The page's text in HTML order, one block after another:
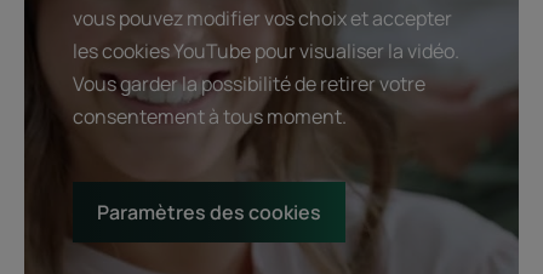
vous pouvez modifier vos choix et accepter
les cookies YouTube pour visualiser la vidéo.
Vous garder la possibilité de retirer votre
consentement à tous moment.
Paramètres des cookies